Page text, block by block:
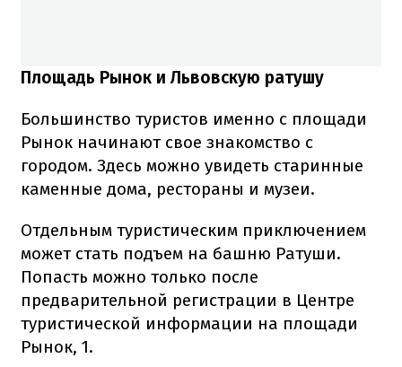
Площадь Рынок и Львовскую ратушу
Большинство туристов именно с площади
Рынок начинают свое знакомство с
городом. Здесь можно увидеть старинные
каменные дома, рестораны и музеи.
Отдельным туристическим приключением
может стать подъем на башню Ратуши.
Попасть можно только после
предварительной регистрации в Центре
туристической информации на площади
Рынок, 1.